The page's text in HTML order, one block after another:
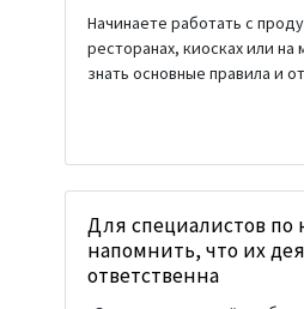
Начинаете работать с
ресторанах, киосках или на
знать основные правила и
работа была безопасной,
профессиональной. Вот
которые необходимо
проверке знаний и навыков
это онлайн-курсы по
продуктами вы обязаны
Для специалистов по
напомнить, что их
ответственна